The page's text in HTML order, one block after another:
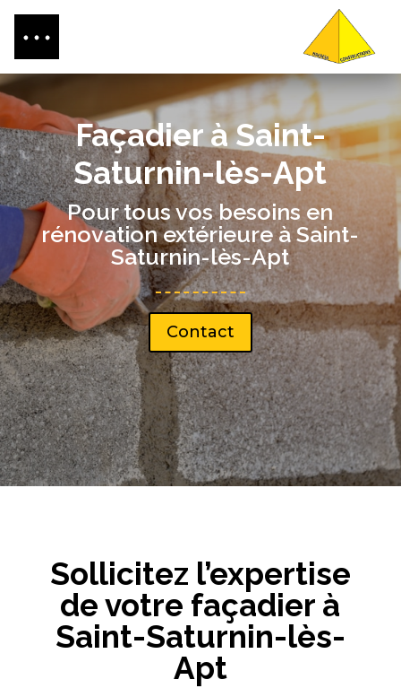
Façadier à Saint-
Saturnin-lès-Apt
Pour tous vos besoins en
rénovation extérieure à Saint-
Saturnin-lès-Apt
Contact
Sollicitez l’expertise
de votre façadier à
Saint-Saturnin-lès-
Apt